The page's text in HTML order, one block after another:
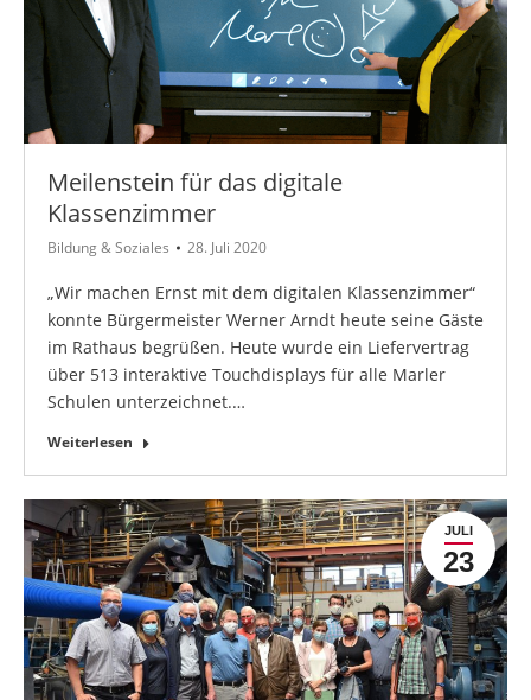
Meilenstein für das digitale
Klassenzimmer
Bildung & Soziales 28. Juli 2020
„Wir machen Ernst mit dem digitalen Klassenzimmer“
konnte Bürgermeister Werner Arndt heute seine Gäste
im Rathaus begrüßen. Heute wurde ein Liefervertrag
über 513 interaktive Touchdisplays für alle Marler
Schulen unterzeichnet.…
Weiterlesen
JULI
23